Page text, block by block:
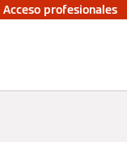
Acceso profesionales